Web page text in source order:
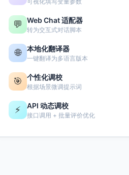
💬 Web Chat 适配器
转为交互式对话脚本
🌐 本地化翻译器
一键翻译为多语言版本
🎯 个性化调校
根据场景微调提示词
⚡ API 动态调校
接口调用 + 批量评价优化